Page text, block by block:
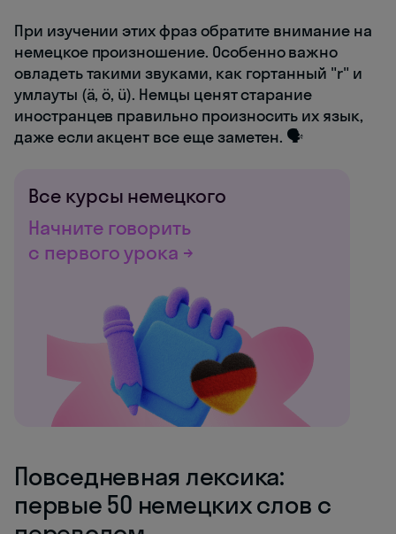
При изучении этих фраз обратите внимание на
немецкое произношение. Особенно важно
овладеть такими звуками, как гортанный "r" и
умлауты (ä, ö, ü). Немцы ценят старание
иностранцев правильно произносить их язык,
даже если акцент все еще заметен. 🗣️
Все курсы немецкого
Начните говорить
с первого урока →
Повседневная лексика:
первые 50 немецких слов с